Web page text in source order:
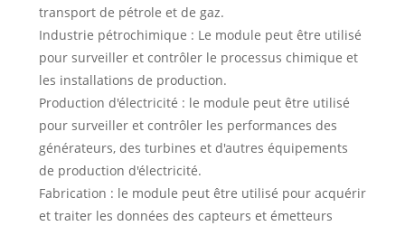
transport de pétrole et de gaz.
Industrie pétrochimique : Le module peut être utilisé
pour surveiller et contrôler le processus chimique et
les installations de production.
Production d'électricité : le module peut être utilisé
pour surveiller et contrôler les performances des
générateurs, des turbines et d'autres équipements
de production d'électricité.
Fabrication : le module peut être utilisé pour acquérir
et traiter les données des capteurs et émetteurs